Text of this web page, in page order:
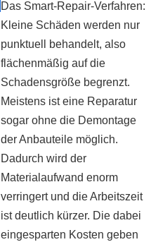
Das Smart-Repair-Verfahren:
Kleine Schäden werden nur
punktuell behandelt, also
flächenmäßig auf die
Schadensgröße begrenzt.
Meistens ist eine Reparatur
sogar ohne die Demontage
der Anbauteile möglich.
Dadurch wird der
Materialaufwand enorm
verringert und die Arbeitszeit
ist deutlich kürzer. Die dabei
eingesparten Kosten geben